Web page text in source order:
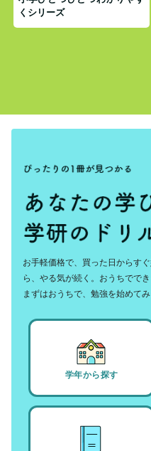
くシリーズ
お手軽価格で、買った日からす
ら、やる気が続く。おうちでで
まずはおうちで、勉強を始めてみ
学年から探す